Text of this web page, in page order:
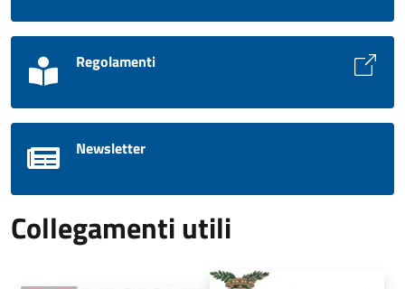
Regolamenti
Newsletter
Collegamenti utili